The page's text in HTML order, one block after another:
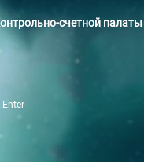
счетной палаты